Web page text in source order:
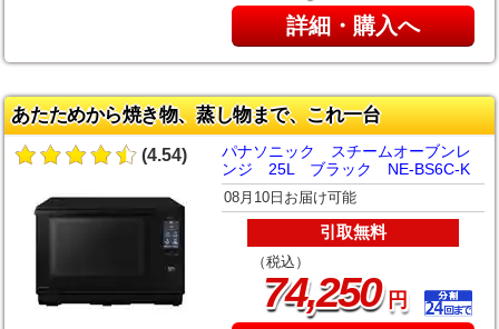
詳細・購入へ
あたためから焼き物、蒸し物まで、これ一台
(4.54)
パナソニック スチームオーブンレ
ンジ 25L ブラック NE-BS6C-K
08月10日お届け可能
引取無料
（税込）
74,250円